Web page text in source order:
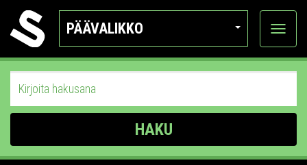
PÄÄVALIKKO
Näytä
HAKU